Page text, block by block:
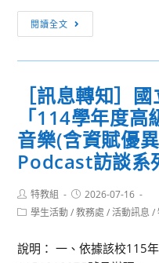
中
期
外
語
推
廣
課
「語
文
習，
閱讀全文
息
轉
「115
學
年
度
全
國
學
音
［訊息轉知］
「114學年度
音樂(含資賦優
Podcast訪談系
Post
author:
特教組
Post
published:
2026-07-16
Post學生活動 / 教務處 / 活動訊息 /
說明： 一、依據該校115